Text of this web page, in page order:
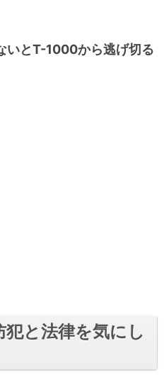
いとT-1000から逃げ切る
と法律を気にし